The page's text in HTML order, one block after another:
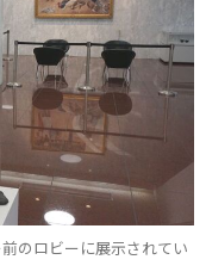
のロビーに展示されてい